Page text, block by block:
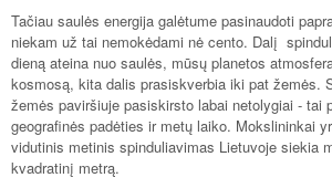
Tačiau saulės energija galėtume pasinaudoti
niekam už tai nemokėdami nė cento. Dalį
dieną ateina nuo saulės, mūsų planetos
kosmosą, kita dalis prasiskverbia iki pat žemės.
žemės paviršiuje pasiskirsto labai netolygiai - tai
geografinės padėties ir metų laiko. Mokslininkai
vidutinis metinis spinduliavimas Lietuvoje siekia
kvadratinį metrą.